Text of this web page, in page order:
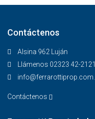
Contáctenos
Alsina 962 Luján
Llámenos 02323 42-2121
Contáctenos